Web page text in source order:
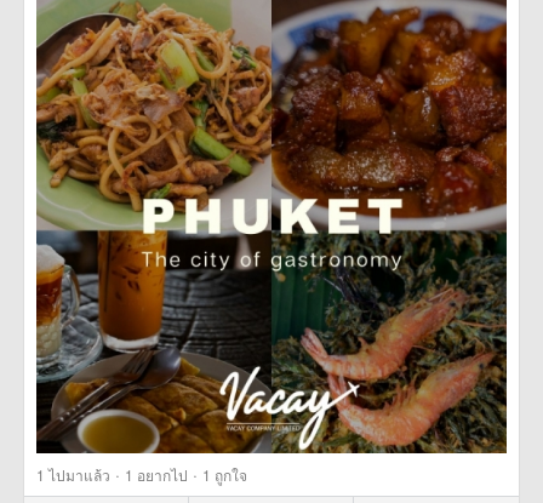
1 ไปมาแล้ว · 1 อยากไป · 1 ถูกใจ